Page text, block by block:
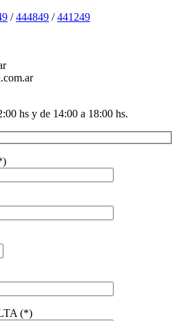
/444849 /441249
hs y de 14:00 a 18:00 hs.
(*)